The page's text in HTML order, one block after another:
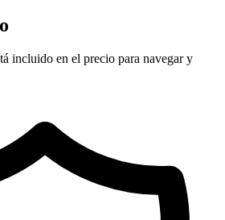
incluido en el precio para navegar y